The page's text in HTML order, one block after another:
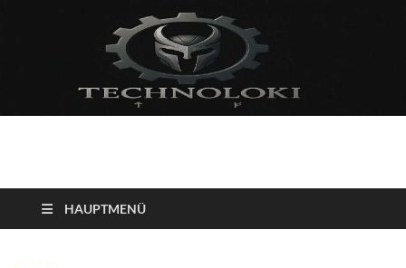
Technoloki: Gaming
und Entertainment
Blockbuster, Indie-Perlen und Retro-Klassiker.
HAUPTMENÜ